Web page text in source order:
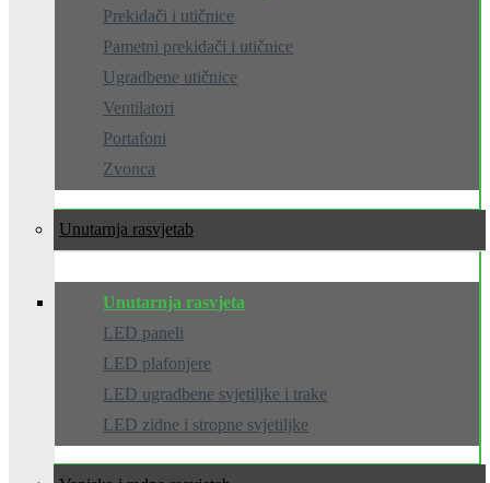
Prekidači i utičnice
Pametni prekidači i utičnice
Ugradbene utičnice
Ventilatori
Portafoni
Zvonca
Unutarnja rasvjeta
Unutarnja rasvjeta
LED paneli
LED plafonjere
LED ugradbene svjetiljke i trake
LED zidne i stropne svjetiljke